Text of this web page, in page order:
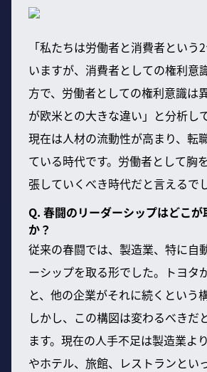
「私たちは労働者と消費者という
いますが、消費者としての権利意
方で、労働者としての権利意識は
が欧米との大きな違い」と分析し
現在は人材の流動性が高まり、転
ている時代です。労働者として胸
張していくべき時代だと言えるで
Q. 春闘のリーダーシップはどこが
か？
従来の春闘では、製造業、特に自
ーシップを取る形でした。トヨタ
と、他の企業がそれに続くという
しかし、この構図は変わるべきだ
ます。現在の人手不足は製造業よ
やホテル、旅館、レストランとい